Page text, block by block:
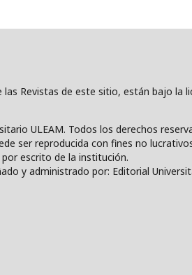
las Revistas de este sitio, están bajo la
ULEAM. Todos los derechos
ser reproducida con fines no
escrito de la institución.
y administrado por: Editorial